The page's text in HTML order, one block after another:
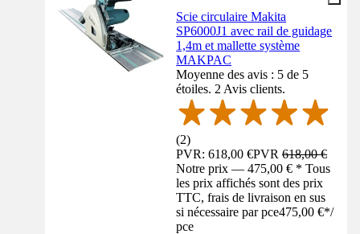
Scie circulaire Makita
SP6000J1 avec rail de guidage
1,4m et mallette système
MAKPAC
Moyenne des avis : 5 de 5
étoiles. 2 Avis clients.
(2)
PVR: 618,00 €PVR618,00 €
Notre prix — 475,00 € * Tous
les prix affichés sont des prix
TTC, frais de livraison en sus
si nécessaire par pce475,00 €*/
pce